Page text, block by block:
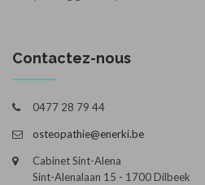
Contactez-nous
0477 28 79 44
osteopathie@enerki.be
Cabinet Sint-Alena
Sint-Alenalaan 15 - 1700 Dilbeek